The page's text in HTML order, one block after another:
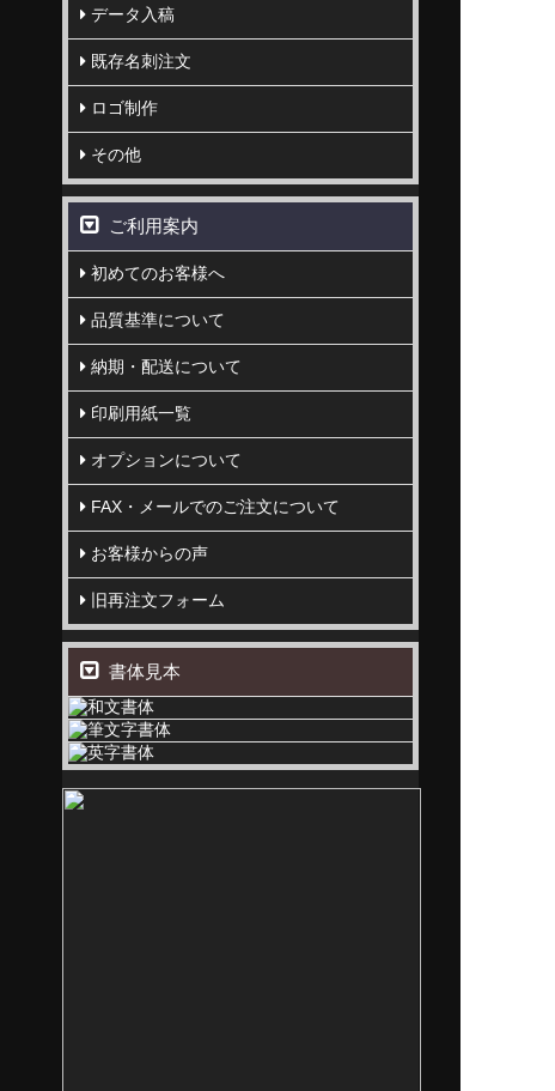
データ入稿
既存名刺注文
ロゴ制作
その他
ご利用案内
初めてのお客様へ
品質基準について
納期・配送について
印刷用紙一覧
オプションについて
FAX・メールでのご注文について
お客様からの声
旧再注文フォーム
書体見本